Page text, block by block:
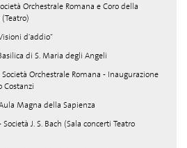
Orchestrale Romana e Coro della
d'addio"
di S. Maria degli Angeli
Orchestrale Romana - Inaugurazione
Costanzi
Magna della Sapienza
J. S. Bach (Sala concerti Teatro